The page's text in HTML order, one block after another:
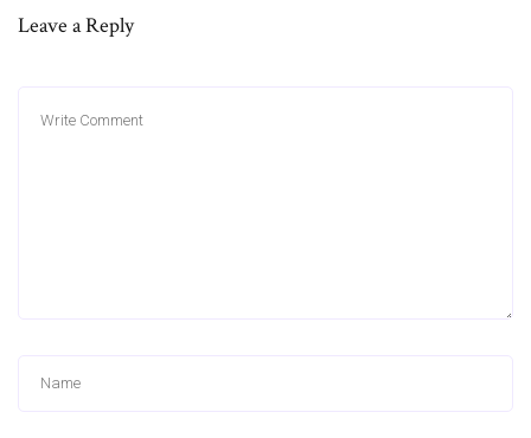
Leave a Reply